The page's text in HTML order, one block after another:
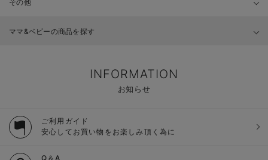
その他
ママ&ベビーの商品を探す
INFORMATION
お知らせ
ご利用ガイド
安心してお買い物をお楽しみ頂く為に
Q＆A